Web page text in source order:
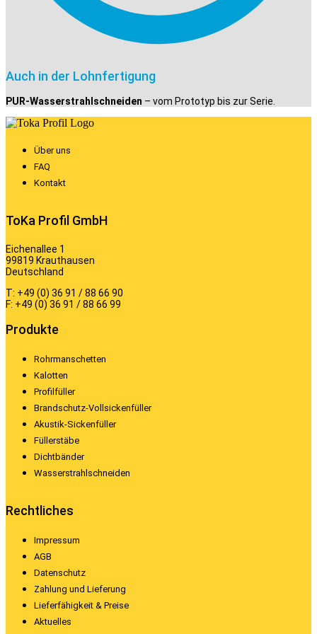
Auch in der Lohnfertigung
PUR-Wasserstrahlschneiden – vom Prototyp bis zur Serie.
Über uns
FAQ
Kontakt
ToKa Profil GmbH
Eichenallee 1
99819 Krauthausen
Deutschland
T: +49 (0) 36 91 / 88 66 90
F: +49 (0) 36 91 / 88 66 99
Produkte
Rohrmanschetten
Kalotten
Profilfüller
Brandschutz-Vollsickenfüller
Akustik-Sickenfüller
Füllerstäbe
Dichtbänder
Wasserstrahlschneiden
Rechtliches
Impressum
AGB
Datenschutz
Zahlung und Lieferung
Lieferfähigkeit & Preise
Aktuelles